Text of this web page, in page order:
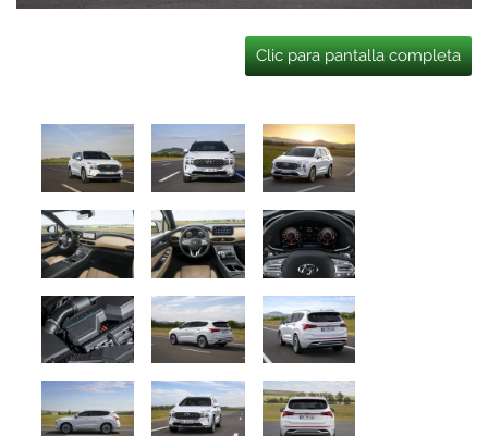
Clic para pantalla completa